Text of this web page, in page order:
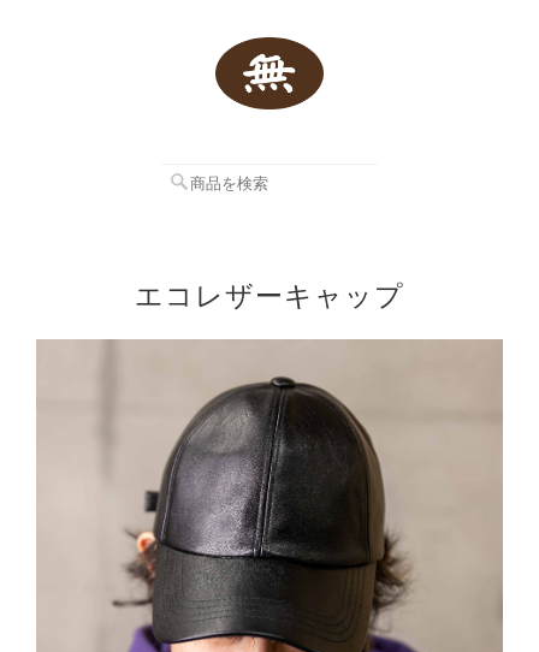
エコレザーキャップ